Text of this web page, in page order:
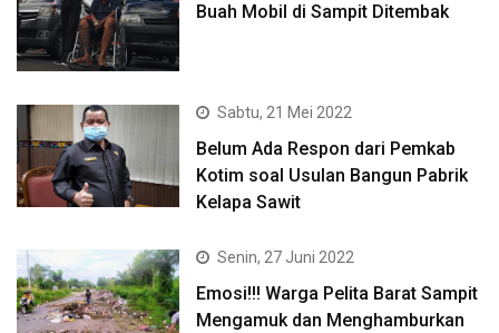
Buah Mobil di Sampit Ditembak
Sabtu, 21 Mei 2022
Belum Ada Respon dari Pemkab
Kotim soal Usulan Bangun Pabrik
Kelapa Sawit
Senin, 27 Juni 2022
Emosi!!! Warga Pelita Barat Sampit
Mengamuk dan Menghamburkan